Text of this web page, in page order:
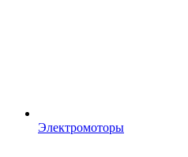
Электромоторы